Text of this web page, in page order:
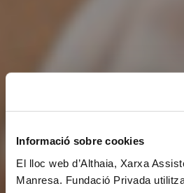
Informació sobre cookies
El lloc web d’Althaia, Xarxa
Manresa. Fundació Privada